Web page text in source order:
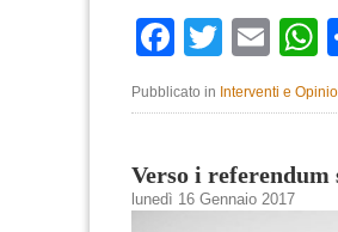
Facebook
Twitter
Pubblicato in Interventi e
Verso i referendum
lunedì 16 Gennaio 2017